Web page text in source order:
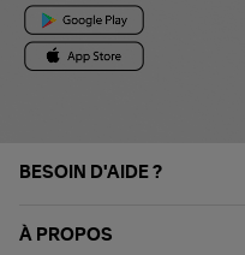
BESOIN D'AIDE ?
À PROPOS